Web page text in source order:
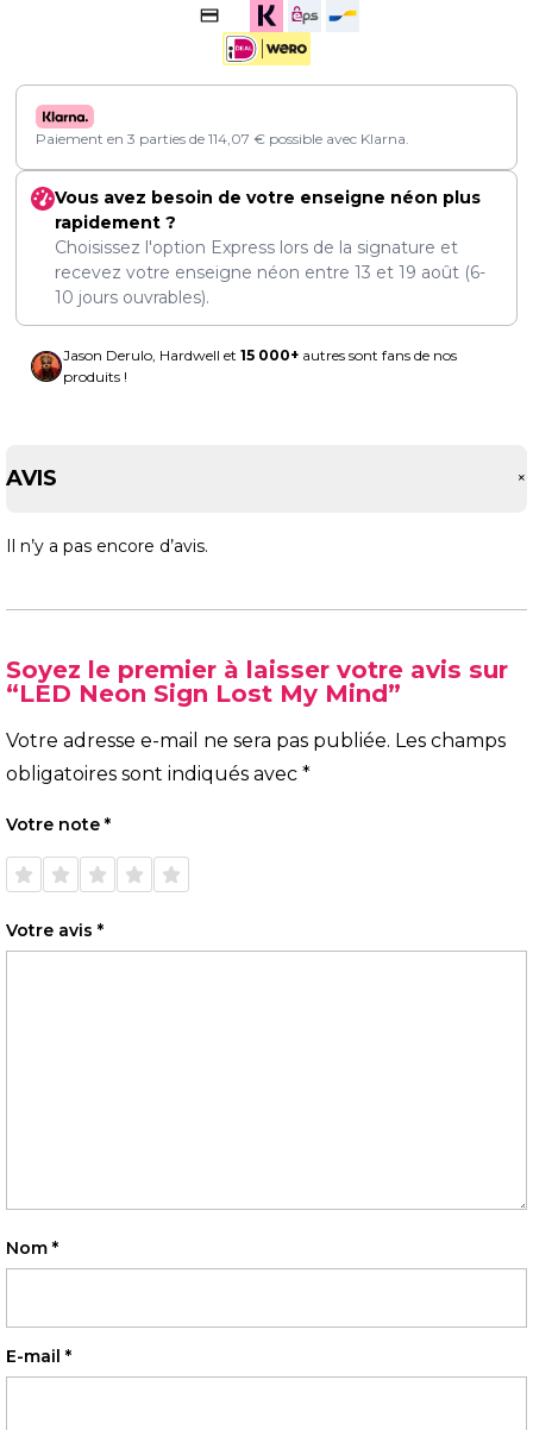
Paiement en 3 parties de 114,07 € possible avec Klarna.
Vous avez besoin de votre enseigne néon plus
rapidement ?
Choisissez l'option Express lors de la signature et
recevez votre enseigne néon entre 13 et 19 août (6-
10 jours ouvrables).
Jason Derulo, Hardwell et 15 000+ autres sont fans de nos
produits !
AVIS +
Il n’y a pas encore d’avis.
Soyez le premier à laisser votre avis sur
“LED Neon Sign Lost My Mind”
Votre adresse e-mail ne sera pas publiée. Les champs
obligatoires sont indiqués avec *
Votre note *
1 étoile
sur 5
2 étoiles
sur 5
3 étoiles
sur 5
4 étoiles
sur 5
5 étoiles
sur 5
Votre avis *
Nom *
E-mail *